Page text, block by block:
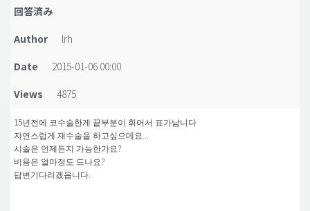
idリアルストーリー
idニュース
病院紹介
安全整形
ご相談のお問い合わせ
回答済み
Author
lrh
Date
2015-01-06 00:00
Views
4875
15년전에 코수술한게 끝부분이 휘어서 표가남니다
자연스럽게 재수술을 하고싶으데요...
시술은 언제든지 가능한가요?
비용은 얼마정도 드나요?
답변기다리겠읍니다.